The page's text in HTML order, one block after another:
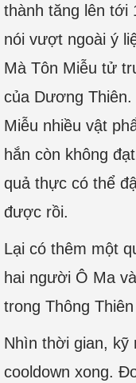
thành tăng lên tới
nói vượt ngoài ý
Mà Tôn Miễu tử
của Dương
Miễu nhiều vật
hắn còn không
quả thực có thể
được rồi.
Lại có thêm một
hai người Ô Ma
trong Thông
Nhìn thời gian, kỹ
cooldown xong.